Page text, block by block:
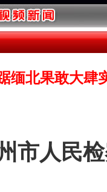
缅北果敢大肆
人民检